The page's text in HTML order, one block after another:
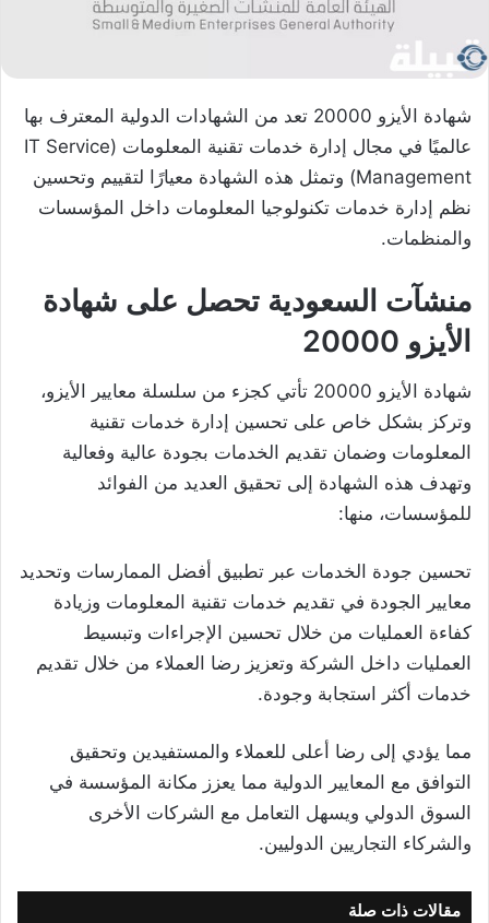
شهادة الأيزو 20000 تعد من الشهادات الدولية المعترف بها
عالميًا في مجال إدارة خدمات تقنية المعلومات (IT Service
Management) وتمثل هذه الشهادة معيارًا لتقييم وتحسين
نظم إدارة خدمات تكنولوجيا المعلومات داخل المؤسسات
والمنظمات.
منشآت السعودية تحصل على شهادة
الأيزو 20000
شهادة الأيزو 20000 تأتي كجزء من سلسلة معايير الأيزو،
وتركز بشكل خاص على تحسين إدارة خدمات تقنية
المعلومات وضمان تقديم الخدمات بجودة عالية وفعالية
وتهدف هذه الشهادة إلى تحقيق العديد من الفوائد
للمؤسسات، منها:
تحسين جودة الخدمات عبر تطبيق أفضل الممارسات وتحديد
معايير الجودة في تقديم خدمات تقنية المعلومات وزيادة
كفاءة العمليات من خلال تحسين الإجراءات وتبسيط
العمليات داخل الشركة وتعزيز رضا العملاء من خلال تقديم
خدمات أكثر استجابة وجودة.
مما يؤدي إلى رضا أعلى للعملاء والمستفيدين وتحقيق
التوافق مع المعايير الدولية مما يعزز مكانة المؤسسة في
السوق الدولي ويسهل التعامل مع الشركات الأخرى
والشركاء التجاريين الدوليين.
مقالات ذات صلة